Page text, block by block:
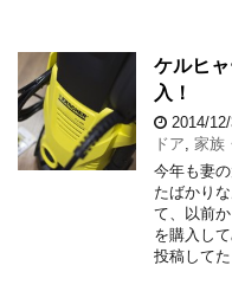
ケルヒ
入！
2014/
ドア 家族
今年も妻
たばかり
て、以前
を購入し
投稿して